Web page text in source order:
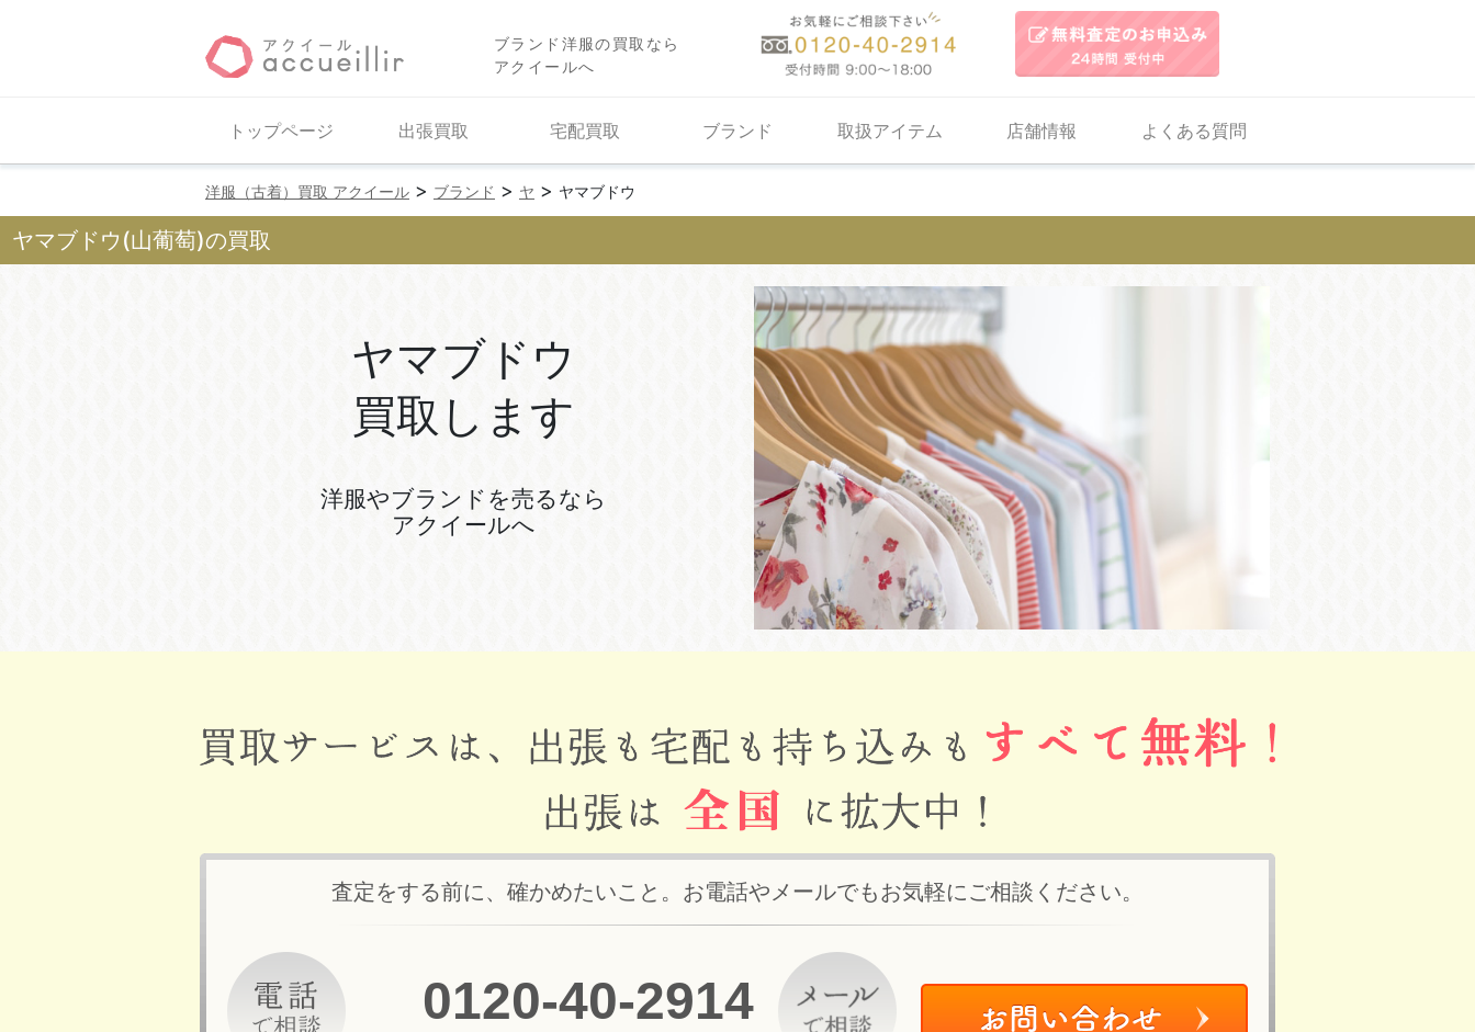
ブランド洋服の買取なら
アクイールへ
トップページ 出張買取 宅配買取 ブランド 取扱アイテム 店舗情報 よくある質問
洋服（古着）買取 アクイール > ブランド > ヤ > ヤマブドウ
ヤマブドウ(山葡萄)の買取
ヤマブドウ
買取します
洋服やブランドを売るなら
アクイールへ
査定をする前に、確かめたいこと。お電話やメールでもお気軽にご相談ください。
0120-40-2914